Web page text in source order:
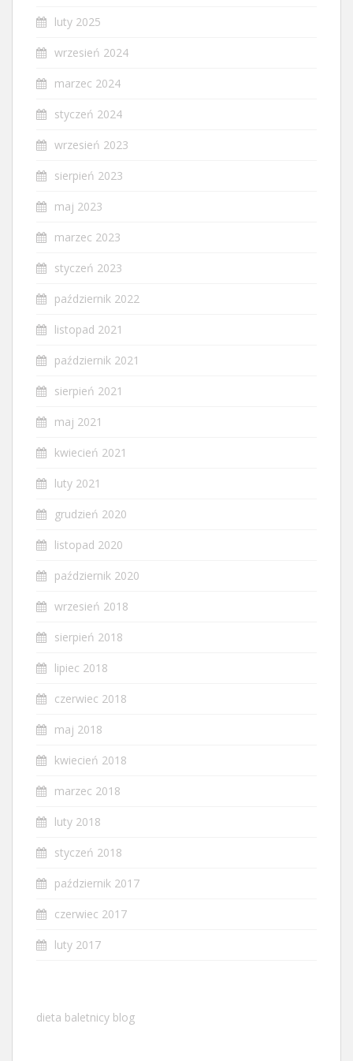
luty 2025
wrzesień 2024
marzec 2024
styczeń 2024
wrzesień 2023
sierpień 2023
maj 2023
marzec 2023
styczeń 2023
październik 2022
listopad 2021
październik 2021
sierpień 2021
maj 2021
kwiecień 2021
luty 2021
grudzień 2020
listopad 2020
październik 2020
wrzesień 2018
sierpień 2018
lipiec 2018
czerwiec 2018
maj 2018
kwiecień 2018
marzec 2018
luty 2018
styczeń 2018
październik 2017
czerwiec 2017
luty 2017
dieta baletnicy blog